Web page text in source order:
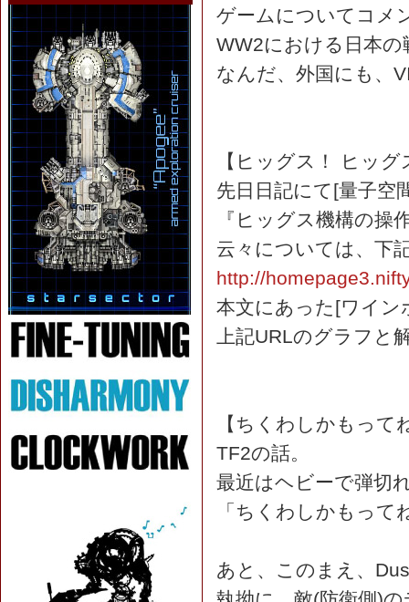
ゲームについてコメ
WW2における日本
なんだ、外国にも、
【ヒッグス！ ヒッグ
先日日記にて[量子空
『ヒッグス機構の操
云々については、下
http://
本文にあった[ワイ
上記URLのグラフと
【ちくわしかもって
TF2の話。
最近はヘビーで弾切
「ちくわしかもって
あと、このまえ、